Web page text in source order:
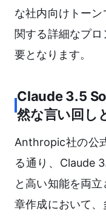
な社内向けトー
関する詳細なプ
要となります。
Claude 3.5
然な言い回し
Anthropic社の公
る通り、Claude
と高い知能を両
章作成において